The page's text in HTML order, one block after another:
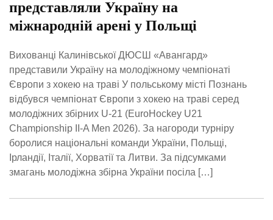
представляли Україну на
міжнародній арені у Польщі
Вихованці Калинівської ДЮСШ «Авангард»
представили Україну на молодіжному чемпіонаті
Європи з хокею на траві У польському місті Познань
відбувся чемпіонат Європи з хокею на траві серед
молодіжних збірних U-21 (EuroHockey U21
Championship II-A Men 2026). За нагороди турніру
боролися національні команди України, Польщі,
Ірландії, Італії, Хорватії та Литви. За підсумками
змагань молодіжна збірна України посіла […]